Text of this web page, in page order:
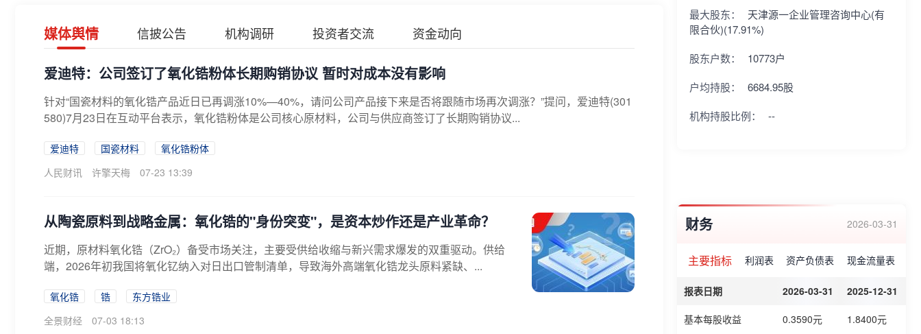
媒体舆情 信披公告 机构调研 投资者交流 资金动向
爱迪特：公司签订了氧化锆粉体长期购销协议 暂时对成本没有影响
针对“国瓷材料的氧化锆产品近日已再调涨10%—40%，请问公司产品接下来是否将跟随市场再次调涨？”提问，爱迪特(301
580)7月23日在互动平台表示，氧化锆粉体是公司核心原材料，公司与供应商签订了长期购销协议...
爱迪特 国瓷材料
氧化锆粉体
人民财讯
许擎天梅 07-23 13:39
从陶瓷原料到战略金属：氧化锆的"身份突变"，是资本炒作还是产业革命？
近期，原材料氧化锆（ZrO₂）备受市场关注，主要受供给收缩与新兴需求爆发的双重驱动。供给
端，2026年初我国将氧化钇纳入对日出口管制清单，导致海外高端氧化锆龙头原料紧缺、...
氧化锆 锆
东方锆业
全景财经
07-03 18:13
最大股东：
天津源一企业管理咨询中心(有
限合伙)(17.91%)
股东户数：
10773户
户均持股：
6684.95股
机构持股比例：
--
财务 2026-03-31
主要指标 利润表 资产负债表 现金流量表
报表日期 2026-03-31 2025-12-31
基本每股收益 0.3590元 1.8400元